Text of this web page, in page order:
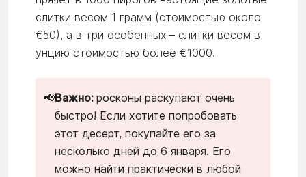
слитки весом 1 грамм (стоимостью около
€50), а в три особенных – слитки весом в
унцию стоимостью более €1000.
📢Важно: росконы раскупают очень
быстро! Если хотите попробовать
этот десерт, покупайте его за
несколько дней до 6 января. Его
можно найти практически в любой